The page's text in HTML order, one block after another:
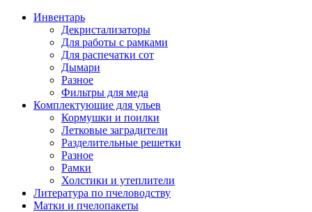
Инвентарь
Декристализаторы
Для работы с рамками
Для распечатки сот
Дымари
Разное
Фильтры для меда
Комплектующие для ульев
Кормушки и поилки
Летковые заградители
Разделительные решетки
Разное
Рамки
Холстики и утеплители
Литература по пчеловодству
Матки и пчелопакеты